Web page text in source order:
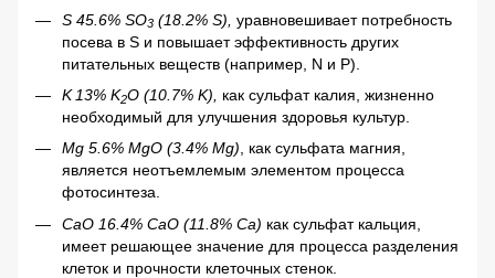
S 45.6% SO3 (18.2% S), уравновешивает потребность
посева в S и повышает эффективность других
питательных веществ (например, N и P).
K 13% K2O (10.7% K),
как сульфат калия, жизненно
необходимый для улучшения здоровья культур.
Mg 5.6% MgO (3.4% Mg), как сульфата магния,
является неотъемлемым элементом процесса
фотосинтеза.
CaO 16.4% CaO (11.8% Ca) как сульфат кальция,
имеет решающее значение для процесса разделения
клеток и прочности клеточных стенок.